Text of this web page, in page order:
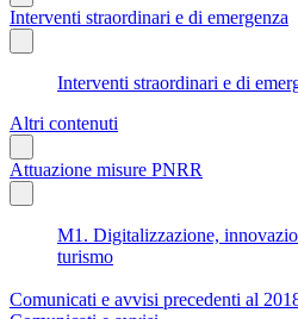
Interventi straordinari e di emergenza
Interventi straordinari e di
Altri contenuti
Attuazione misure PNRR
M1. Digitalizzazione,
turismo
Comunicati e avvisi precedenti al